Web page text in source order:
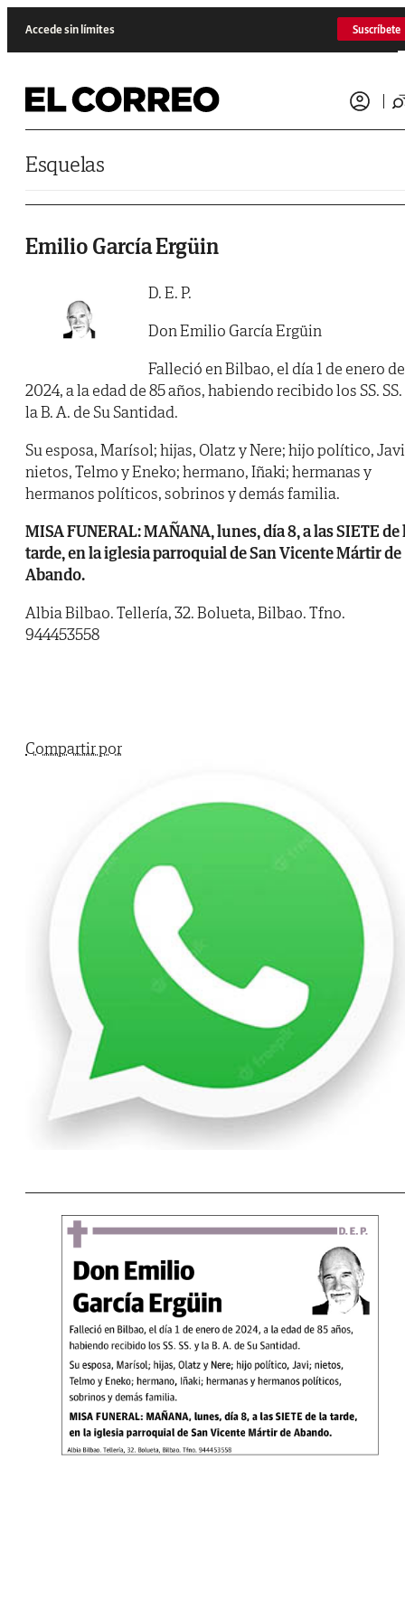
Accede sin límites Suscríbete
Esquelas
Emilio García Ergüin
D. E. P.
Don Emilio García Ergüin
Falleció en Bilbao, el día 1 de enero de
2024, a la edad de 85 años, habiendo recibido los SS.
la B. A. de Su Santidad.
Su esposa, Marísol; hijas, Olatz y Nere; hijo político,
nietos, Telmo y Eneko; hermano, Iñaki; hermanas y
hermanos políticos, sobrinos y demás familia.
MISA FUNERAL: MAÑANA, lunes, día 8, a las SIETE de
tarde, en la iglesia parroquial de San Vicente Mártir de
Abando.
Albia Bilbao. Tellería, 32. Bolueta, Bilbao. Tfno.
944453558
Compartir por